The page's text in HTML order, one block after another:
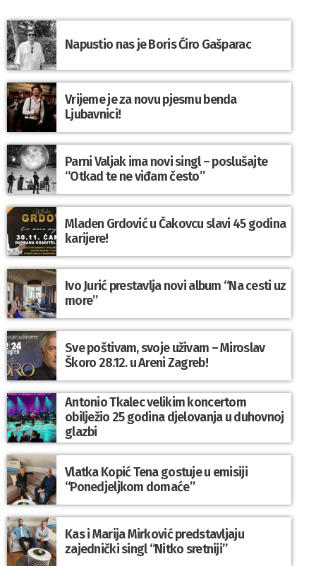
Napustio nas je Boris Ćiro Gašparac
Vrijeme je za novu pjesmu benda
Ljubavnici!
Parni Valjak ima novi singl – poslušajte
“Otkad te ne viđam često”
Mladen Grdović u Čakovcu slavi 45 godina
karijere!
Ivo Jurić prestavlja novi album “Na cesti uz
more”
Sve poštivam, svoje uživam – Miroslav
Škoro 28.12. u Areni Zagreb!
Antonio Tkalec velikim koncertom
obilježio 25 godina djelovanja u duhovnoj
glazbi
Vlatka Kopić Tena gostuje u emisiji
“Ponedjeljkom domaće”
Kas i Marija Mirković predstavljaju
zajednički singl “Nitko sretniji”